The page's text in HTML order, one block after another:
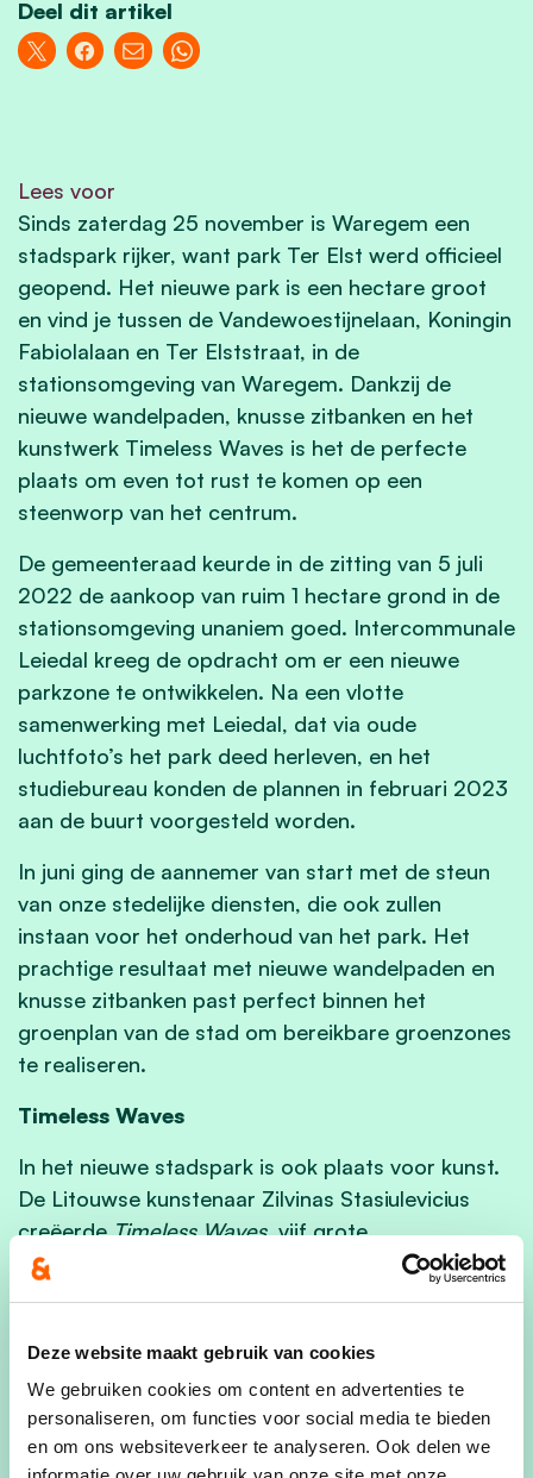
Deze website maakt gebruik van cookies
We gebruiken cookies om content en advertenties te
personaliseren, om functies voor social media te bieden
en om ons websiteverkeer te analyseren. Ook delen we
Deel dit artikel
Lees voor
Sinds zaterdag 25 november is Waregem een
stadspark rijker, want park Ter Elst werd officieel
geopend. Het nieuwe park is een hectare groot
en vind je tussen de Vandewoestijnelaan, Koningin
Fabiolalaan en Ter Elststraat, in de
stationsomgeving van Waregem. Dankzij de
nieuwe wandelpaden, knusse zitbanken en het
kunstwerk Timeless Waves is het de perfecte
plaats om even tot rust te komen op een
steenworp van het centrum.
De gemeenteraad keurde in de zitting van 5 juli
2022 de aankoop van ruim 1 hectare grond in de
stationsomgeving unaniem goed. Intercommunale
Leiedal kreeg de opdracht om er een nieuwe
parkzone te ontwikkelen. Na een vlotte
samenwerking met Leiedal, dat via oude
luchtfoto’s het park deed herleven, en het
studiebureau konden de plannen in februari 2023
aan de buurt voorgesteld worden.
In juni ging de aannemer van start met de steun
van onze stedelijke diensten, die ook zullen
instaan voor het onderhoud van het park. Het
prachtige resultaat met nieuwe wandelpaden en
knusse zitbanken past perfect binnen het
groenplan van de stad om bereikbare groenzones
te realiseren.
Timeless Waves
In het nieuwe stadspark is ook plaats voor kunst.
De Litouwse kunstenaar Zilvinas Stasiulevicius
creëerdeTimeless Waves, vijf grote
schommelconstructies uit roestvrij metaal. Het
doeken zijn gemaakt van weerbestendig textiel,
die onder andere verwijzen naar het
textielverleden van de streek.